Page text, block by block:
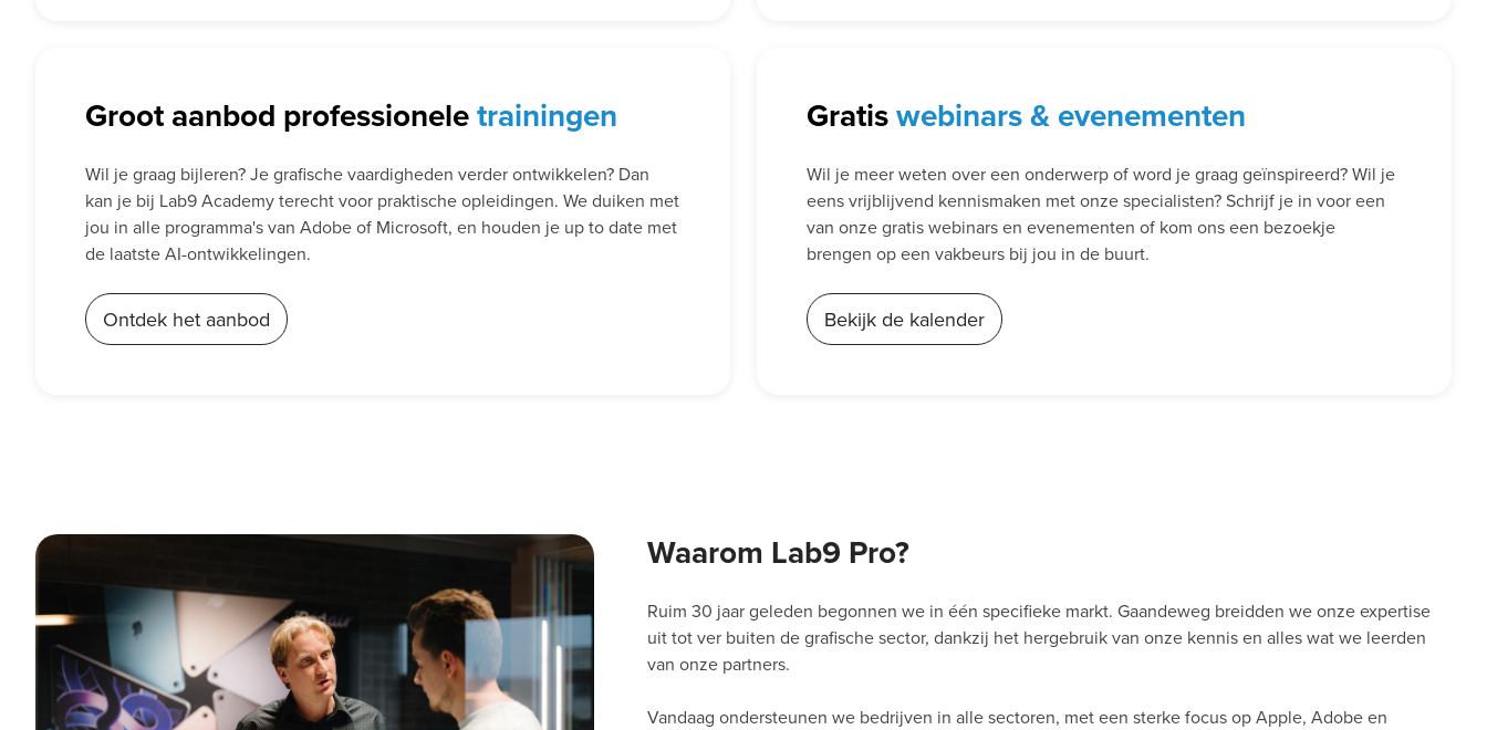
Groot aanbod professioneletrainingen
Wil je graag bijleren? Je grafische vaardigheden verder ontwikkelen? Dan
kan je bij Lab9 Academy terecht voor praktische opleidingen. We duiken met
jou in alle programma's van Adobe of Microsoft, en houden je up to date met
de laatste AI-ontwikkelingen.
Ontdek het aanbod
Gratiswebinars & evenementen
Wil je meer weten over een onderwerp of word je graag geïnspireerd? Wil je
eens vrijblijvend kennismaken met onze specialisten? Schrijf je in voor een
van onze gratis webinars en evenementen of kom ons een bezoekje
brengen op een vakbeurs bij jou in de buurt.
Bekijk de kalender
Waarom Lab9 Pro?
Ruim 30 jaar geleden begonnen we in één specifieke markt. Gaandeweg breidden we onze expertise
uit tot ver buiten de grafische sector, dankzij het hergebruik van onze kennis en alles wat we leerden
van onze partners.
Vandaag ondersteunen we bedrijven in alle sectoren, met een sterke focus op Apple, Adobe en